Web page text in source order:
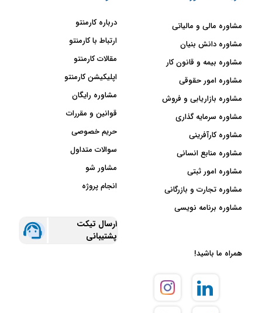
مشاوره مالی و مالیاتی
مشاوره دانش بنیان
مشاوره بیمه و قانون کار
مشاوره امور حقوقی
مشاوره بازاریابی و فروش
مشاوره سرمایه گذاری
مشاوره کارآفرینی
مشاوره منابع انسانی
مشاوره امور ثبتی
مشاوره تجارت و بازرگانی
مشاوره برنامه نویسی
درباره کارمنتو
ارتباط با کارمنتو
مقالات کارمنتو
اپلیکیشن کارمنتو
مشاوره رایگان
قوانین و مقررات
حریم خصوصی
سوالات متداول
مشاور شو
انجام پروژه
ارسال تیکت
پشتیبانی
همراه ما باشید!